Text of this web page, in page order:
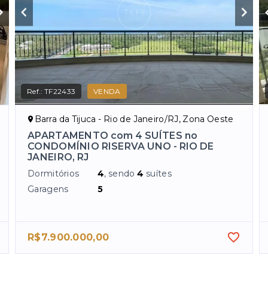
Ref.:TF22433 VENDA
Barra da Tijuca - Rio de Janeiro/RJ, Zona Oeste
APARTAMENTO com 4 SUÍTES no
CONDOMÍNIO RISERVA UNO - RIO DE
JANEIRO, RJ
Dormitórios 4, sendo4 suítes
Garagens
5
R$7.900.000,00